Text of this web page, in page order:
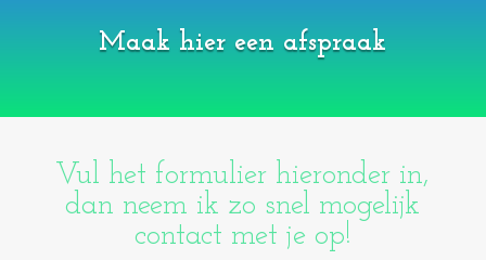
Maak hier een afspraak
Vul het formulier hieronder in,
dan neem ik zo snel mogelijk
contact met je op!